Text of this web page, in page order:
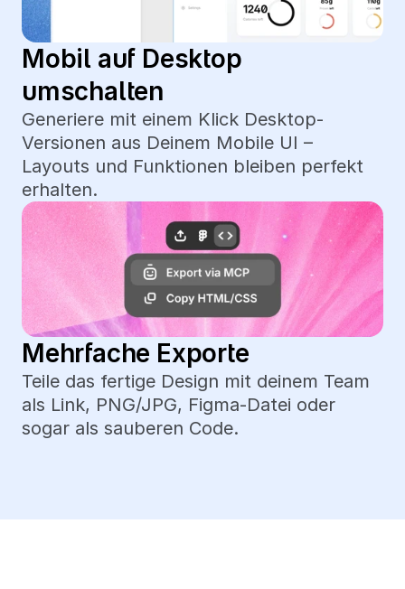
Mobil auf Desktop
umschalten
Generiere mit einem Klick Desktop-
Versionen aus Deinem Mobile UI –
Layouts und Funktionen bleiben perfekt
erhalten.
Mehrfache Exporte
Teile das fertige Design mit deinem Team
als Link, PNG/JPG, Figma-Datei oder
sogar als sauberen Code.